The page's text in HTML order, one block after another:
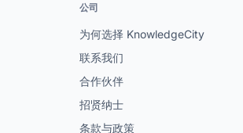
公司
为何选择 KnowledgeCity
联系我们
合作伙伴
招贤纳士
条款与政策